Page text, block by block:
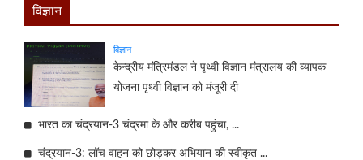
विज्ञान
विज्ञान
केन्‍द्रीय मंत्रिमंडल ने पृथ्वी विज्ञान मंत्रालय की व्यापक
योजना पृथ्वी विज्ञान को मंजूरी दी
भारत का चंद्रयान-3 चंद्रमा के और करीब पहुंचा, ...
चंद्रयान-3: लॉच वाहन को छोड़कर अभियान की स्वीकृत ...